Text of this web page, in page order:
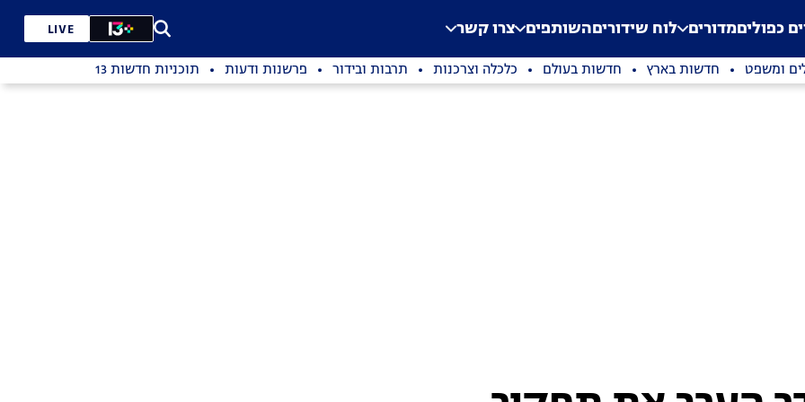
Application error: a
. כפוליםמדורים לוח שידוריםהשותפים צרו קשר LIVE
ומשפט חדשות בארץ חדשות בעולם כלכלה וצרכנות תרבות ובידור פרשנות ודעות תוכניות חדשות 13